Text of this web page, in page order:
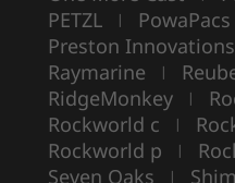
PETZL | PowaPacs
Preston Innovations
Raymarine |
RidgeMonkey |
Rockworld c |
Rockworld p |
Seven Oaks |